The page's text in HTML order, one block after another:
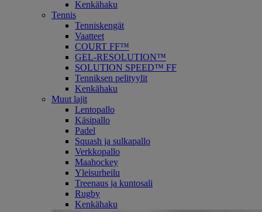
Kenkähaku
Tennis
Tenniskengät
Vaatteet
COURT FF™
GEL-RESOLUTION™
SOLUTION SPEED™ FF
Tenniksen pelityylit
Kenkähaku
Muut lajit
Lentopallo
Käsipallo
Padel
Squash ja sulkapallo
Verkkopallo
Maahockey
Yleisurheilu
Treenaus ja kuntosali
Rugby
Kenkähaku